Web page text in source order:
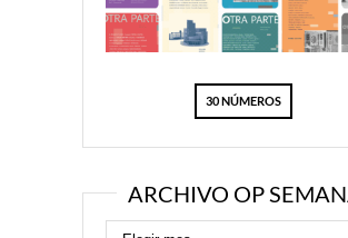
30 NÚMEROS
ARCHIVO OP